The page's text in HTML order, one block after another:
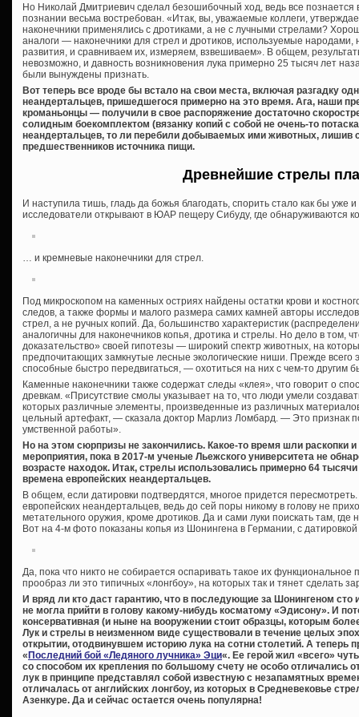
Но Николай Дмитриевич сделал безошибочный ход, ведь все познается
познании весьма востребован. «Итак, вы, уважаемые коллеги,
наконечники применялись с дротиками, а не с лучными стрелами?
аналоги — наконечники для стрел и дротиков, используемые
развития, и сравниваем их, измеряем, взвешиваем». В общем,
невозможно, и давность возникновения лука примерно 25 тысяч лет
были вынуждены признать.
Вот теперь все вроде бы встало на свои места, включая разгадку
неандертальцев, пришедшегося примерно на это время. Ага, наши
кроманьонцы — получили в свое распоряжение достаточно
солидным боекомплектом (вязанку копий с собой не очень-то
неандертальцев, то ли перебили добываемых ими животных, лишив
предшественников источника пищи.
Древнейшие стрелы
И наступила тишь, гладь да божья благодать, спорить стало как бы уже
исследователи открывают в ЮАР пещеру Сибуду, где обнаруживаются
… и кремневые наконечники для стрел.
Под микроскопом на каменных остриях найдены остатки крови и
следов, а также формы и малого размера самих камней авторы
стрел, а не ручных копий. Да, большинство характеристик
аналогичны для наконечников копья, дротика и стрелы. Но дело в том,
доказательство» своей гипотезы — широкий спектр животных, на
предпочитающих замкнутые лесные экологические ниши. Прежде всего
способные быстро передвигаться, — охотиться на них с чем-то другим
Каменные наконечники также содержат следы «клея», что говорит о
древкам. «Присутствие смолы указывает на то, что люди умели
которых различные элементы, произведенные из различных
цельный артефакт, — сказала доктор Марлиз Ломбард. — Это признак
умственной работы».
Но на этом сюрпризы не закончились. Какое-то время шли раскопки
мероприятия, пока в 2017-м ученые Льежского университета не
возрасте находок. Итак, стрелы использовались примерно 64
времена европейских неандертальцев.
В общем, если датировки подтвердятся, многое придется
европейских неандертальцев, ведь до сей поры никому в голову не
метательного оружия, кроме дротиков. Да и сами луки поискать там, где
Вот на 4-м фото показаны копья из Шонингена в Германии, с
Да, пока что никто не собирается оспаривать такое их
прообраз ли это типичных «лонгбоу», на которых так и тянет сделать
И вряд ли кто даст гарантию, что в последующие за Шонингеном сто
не могла прийти в голову какому-нибудь косматому «Эдисону». И
консервативная (и ныне на вооружении стоит образцы, которым
Лук и стрелы в неизменном виде существовали в течение целых
открытии, отодвинувшем историю лука на сотни столетий. А теперь
«Последний бой «Ледяного лучника» Эци«. Ее герой жил «всего»
со способом их крепления по большому счету не особо отличались
лук в принципе представлял собой известную с незапамятных
отличалась от английских лонгбоу, из которых в Средневековье
Азенкуре. Да и сейчас остается очень популярна!